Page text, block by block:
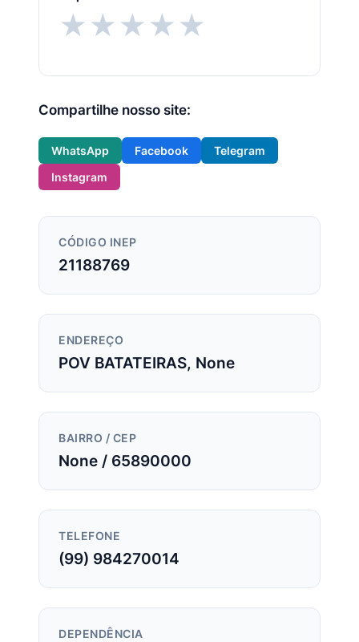
★★★★★
Compartilhe nosso site:
WhatsApp Facebook
Telegram
Instagram
CÓDIGO INEP
21188769
ENDEREÇO
POV BATATEIRAS, None
BAIRRO / CEP
None / 65890000
TELEFONE
(99) 984270014
DEPENDÊNCIA